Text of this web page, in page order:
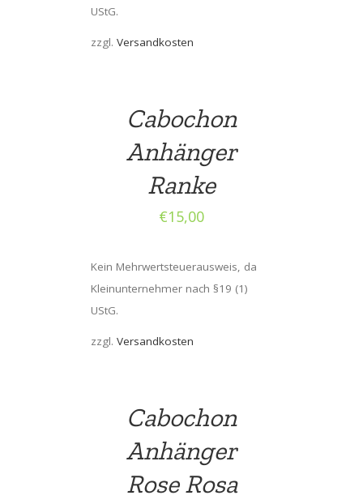
UStG.
zzgl. Versandkosten
Cabochon
Anhänger
Ranke
€15,00
Kein Mehrwertsteuerausweis, da
Kleinunternehmer nach §19 (1)
UStG.
zzgl. Versandkosten
Cabochon
Anhänger
Rose Rosa